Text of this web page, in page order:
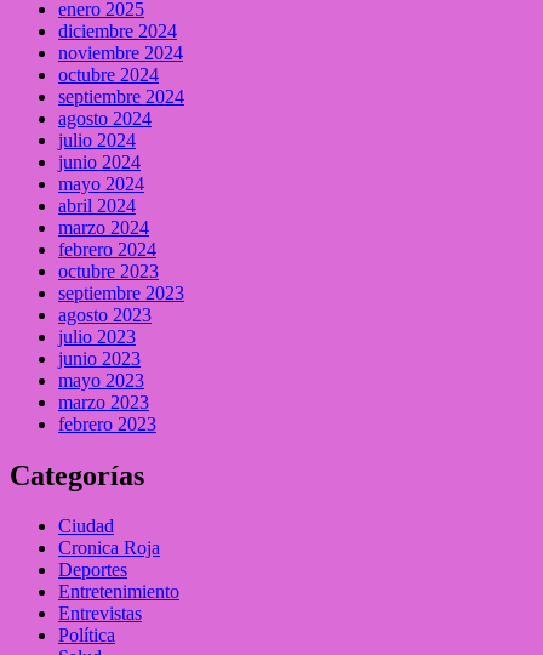
enero 2025
diciembre 2024
noviembre 2024
octubre 2024
septiembre 2024
agosto 2024
julio 2024
junio 2024
mayo 2024
abril 2024
marzo 2024
febrero 2024
octubre 2023
septiembre 2023
agosto 2023
julio 2023
junio 2023
mayo 2023
marzo 2023
febrero 2023
Categorías
Ciudad
Cronica Roja
Deportes
Entretenimiento
Entrevistas
Política